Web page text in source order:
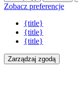
Zobacz preferencje
{title}
{title}
{title}
Zarządzaj zgodą